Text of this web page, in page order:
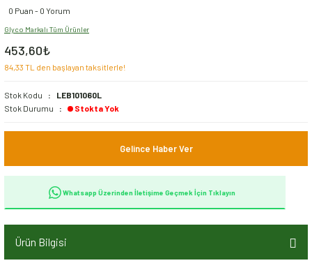
0 Puan - 0 Yorum
Glyco Markalı Tüm Ürünler
453,60₺
84,33 TL den başlayan taksitlerle!
Stok Kodu
LEB101060L
Stok Durumu
Stokta Yok
Gelince Haber Ver
Whatsapp Üzerinden İletişime Geçmek İçin Tıklayın
Ürün Bilgisi